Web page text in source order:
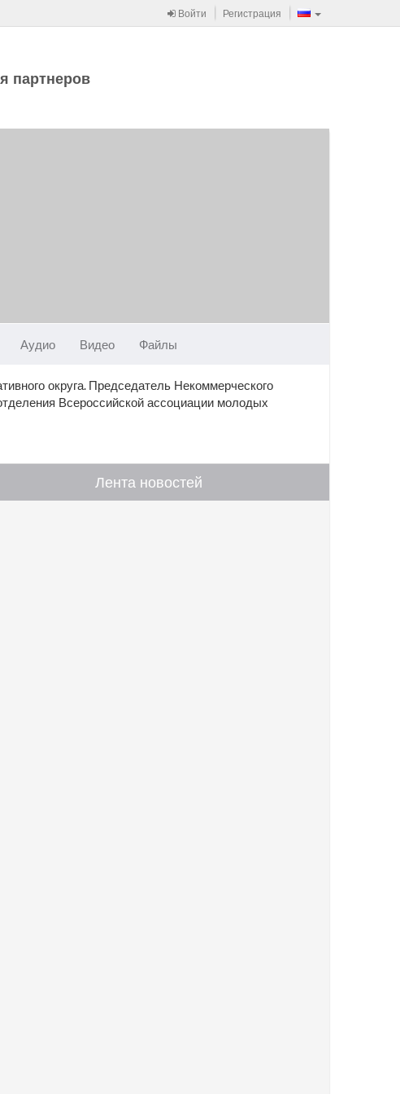
Войти Регистрация
партнеров
Аудио Видео Файлы
округа. Председатель Некоммерческого
Всероссийской ассоциации молодых
Лента новостей